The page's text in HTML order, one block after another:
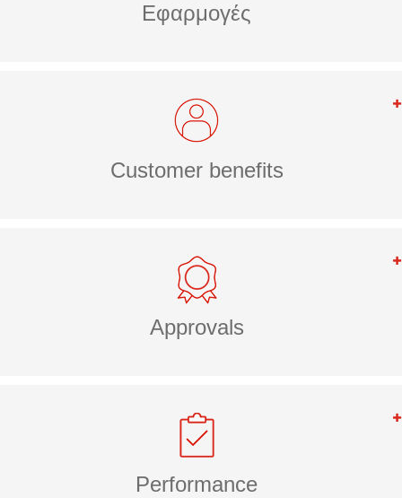
Εφαρμογές
Customer benefits
Approvals
Performance